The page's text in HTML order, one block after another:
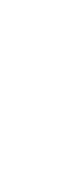
og
skønhed,
som
og nu
til
deltage i